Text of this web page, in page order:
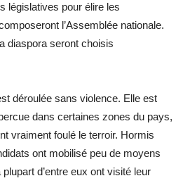
législatives pour élire les
l’Assemblée nationale.
diaspora seront choisis
déroulée sans violence. Elle est
dans certaines zones du pays,
vraiment foulé le terroir. Hormis
ont mobilisé peu de moyens
d’entre eux ont visité leur